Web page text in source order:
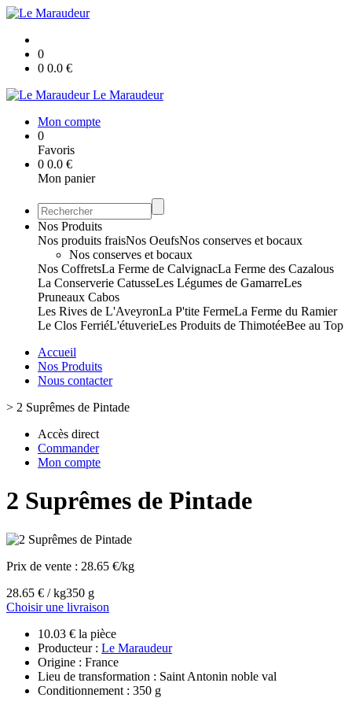
0
0 0.0 €
Le Maraudeur
Mon compte
0
Favoris
0 0.0 €
Mon panier
Nos Produits
Nos produits fraisNos OeufsNos conserves et bocaux
Nos conserves et bocaux
Nos CoffretsLa Ferme de CalvignacLa Ferme des Cazalous
La Conserverie CatusseLes Légumes de GamarreLes
Pruneaux Cabos
Les Rives de L'AveyronLa P'tite FermeLa Ferme du Ramier
Le Clos FerriéL'étuverieLes Produits de ThimotéeBee au Top
Accueil
Nos Produits
Nous contacter
> 2 Suprêmes de Pintade
Accès direct
Commander
Mon compte
2 Suprêmes de Pintade
Prix de vente : 28.65 €/kg
28.65 € / kg350 g
Choisir une livraison
10.03 € la pièce
Producteur : Le Maraudeur
Origine : France
Lieu de transformation : Saint Antonin noble val
Conditionnement : 350 g